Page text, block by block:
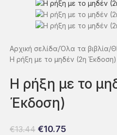
Αρχική σελίδα Όλα τα βιβλία
Η ρήξη με το μηδέν (2η Έκδοση)
Η ρήξη με το
Έκδοση)
€13.44 €10.75